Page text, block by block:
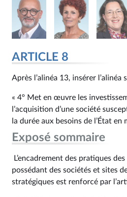
ARTICLE 8
Après l’alinéa 13, insérer l’alinéa
« 4° Met en œuvre les
l’acquisition d’une société
la durée aux besoins de l’État en
Exposé sommaire
L’encadrement des pratiques
possédant des sociétés et sites
stratégiques est renforcé par